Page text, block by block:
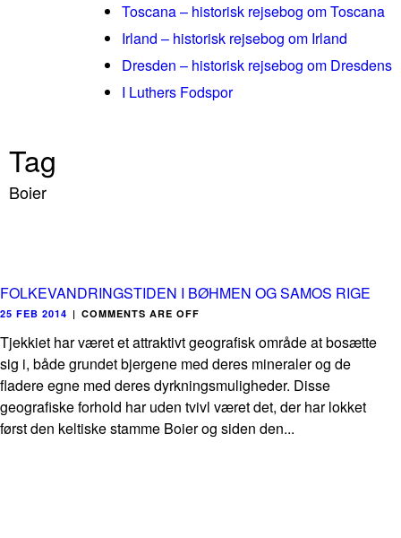
Toscana – historisk rejsebog om Toscana
Irland – historisk rejsebog om Irland
Dresden – historisk rejsebog om Dresdens
I Luthers Fodspor
Tag
Boier
FOLKEVANDRINGSTIDEN I BØHMEN OG SAMOS RIGE
25 FEB 2014 | COMMENTS ARE OFF
Tjekkiet har været et attraktivt geografisk område at bosætte
sig i, både grundet bjergene med deres mineraler og de
fladere egne med deres dyrkningsmuligheder. Disse
geografiske forhold har uden tvivl været det, der har lokket
først den keltiske stamme Boier og siden den...